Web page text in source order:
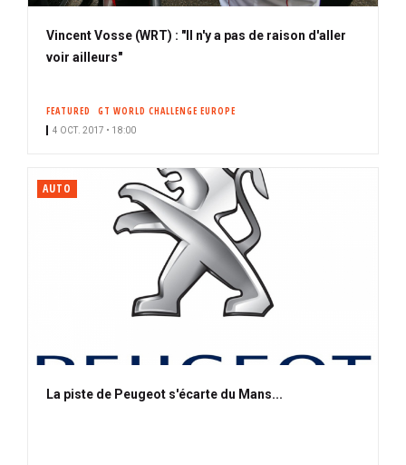
Vincent Vosse (WRT) : "Il n'y a pas de raison d'aller
voir ailleurs"
FEATURED GT WORLD CHALLENGE EUROPE
4 OCT. 2017 • 18:00
AUTO
La piste de Peugeot s'écarte du Mans...